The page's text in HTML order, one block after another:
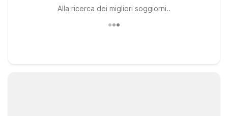
Alla ricerca dei migliori soggiorni..